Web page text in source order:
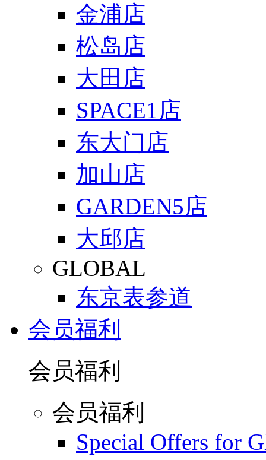
金浦店
松岛店
大田店
SPACE1店
东大门店
加山店
GARDEN5店
大邱店
GLOBAL
东京表参道
会员福利
会员福利
会员福利
Special Offers for